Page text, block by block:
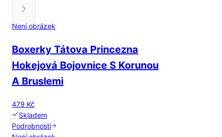
Není obrázek
Boxerky Tátova Princezna
Hokejová Bojovnice S Korunou
A Bruslemi
479 Kč
Skladem
Podrobnosti